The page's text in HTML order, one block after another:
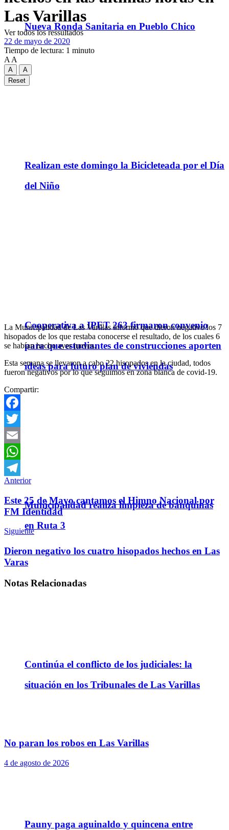
Nueva Ronda Sanitaria en Pueblo Chico
Realizan este domingo la Bicicleteada por el Día
del Niño
Cooperativa a IPET 263 firmaron convenio
para que estudiantes de construcciones aporten
ideas para futuro plan de viviendas
Municipalidad realiza limpieza de banquinas
en Ruta 3
Continúa el conflicto de los judiciales: la
situación en los Tribunales de Las Varillas
Pauny paga aguinaldo y quincena entre
Ver todos los ressultados
Las Varillas
22 de mayo de 2020
Tiempo de lectura: 1 minuto
A A
A
A
Reset
La Municipalidad de Las Varillas informó que dieron negativo los 7
hisopados de los que restaba conocerse el resultado, de los cuales 6
se habían hecho ayer jueves.
Esta semana se llevaron a cabo 22 hisopados en la ciudad, todos
fueron negativos por lo que seguimos en zona blanca de covid-19.
Compartir:
Facebook
Twitter
Email
WhatsApp
Telegram
Anterior
Este 25 de Mayo cantamos el Himno Nacional por
FM Identidad
Siguiente
Dieron negativo los cuatro hisopados hechos en Las
Varas
Notas Relacionadas
No paran los robos en Las Varillas
4 de agosto de 2026